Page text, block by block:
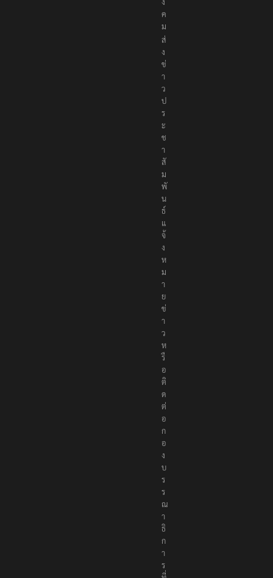
ค
ม
ส่
ง
ข่
า
ว
ป
ร
ะ
ช
า
สั
ม
พั
น
ธ์
แ
จ้
ง
ห
ม
า
ย
ข่
า
ว
ห
รื
อ
ติ
ด
ต่
อ
ก
อ
ง
บ
ร
ร
ณ
า
ธิ
ก
า
ร